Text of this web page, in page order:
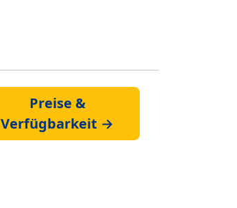
Preise &
Verfügbarkeit →